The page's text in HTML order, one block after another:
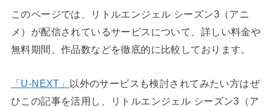
このページでは、リトルエンジェル シーズン3（アニ
メ）が配信されているサービスについて、詳しい料金や
無料期間、作品数などを徹底的に比較しております。
「U-NEXT」 以外のサービスも検討されてみたい方はぜ
ひこの記事を活用し、リトルエンジェル シーズン3（ア